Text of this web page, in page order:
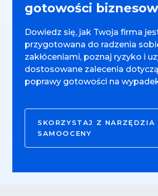
gotowości
Dowiedz się, jak Twoja firma
przygotowana do radzenia
zakłóceniami, poznaj ryzyko i
dostosowane zalecenia
poprawy gotowości na
SKORZYSTAJ Z NARZĘDZIA
SAMOOCENY